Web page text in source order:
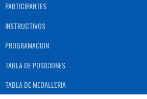
PARTICIPANTES
INSTRUCTIVOS
PROGRAMACION
TABLA DE POSICIONES
TABLA DE MEDALLERIA